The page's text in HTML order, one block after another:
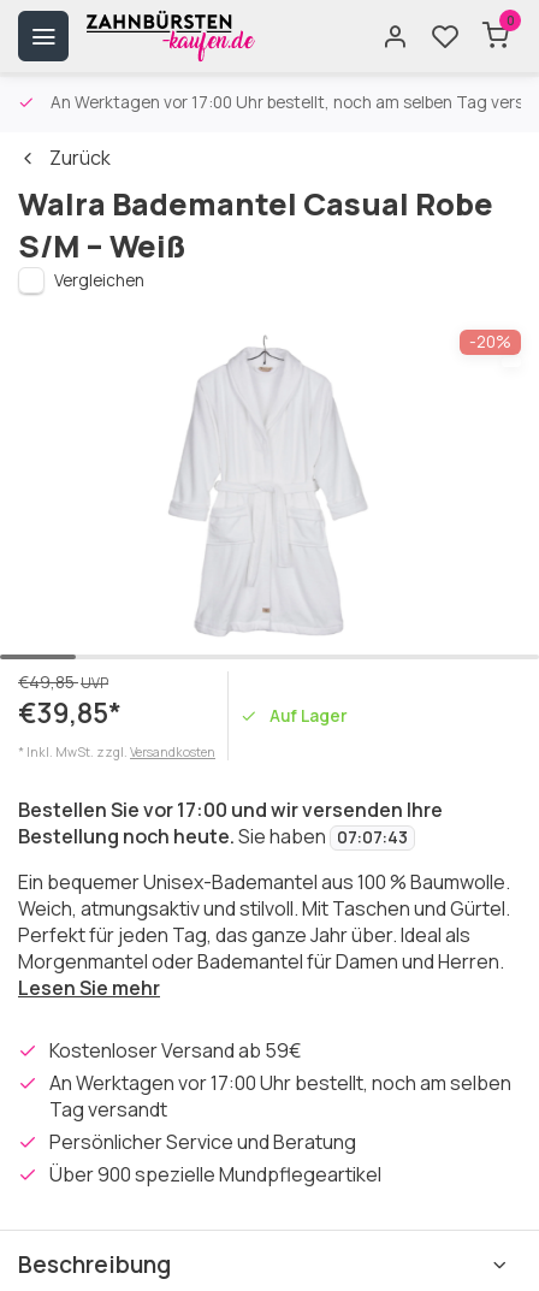
0
An Werktagen vor 17:00 Uhr bestellt, noch am selben Tag
Zurück
Walra Bademantel Casual Robe
S/M – Weiß
Vergleichen
-20%
€49,85UVP
€39,85*
* Inkl. MwSt. zzgl. Versandkosten
Auf Lager
Bestellen Sie vor 17:00 und wir versenden Ihre
Bestellung noch heute.Sie haben 07:07:43
Ein bequemer Unisex-Bademantel aus 100 % Baumwolle.
Weich, atmungsaktiv und stilvoll. Mit Taschen und Gürtel.
Perfekt für jeden Tag, das ganze Jahr über. Ideal als
Morgenmantel oder Bademantel für Damen und Herren.
Lesen Sie mehr
Kostenloser Versand ab 59€
An Werktagen vor 17:00 Uhr bestellt, noch am selben
Tag versandt
Persönlicher Service und Beratung
Über 900 spezielle Mundpflegeartikel
Beschreibung